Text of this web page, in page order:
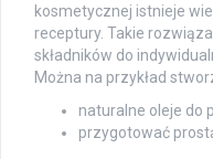
kosmetycznej istnieje
receptury. Takie
składników do
Można na przykład
naturalne oleje do
przygotować